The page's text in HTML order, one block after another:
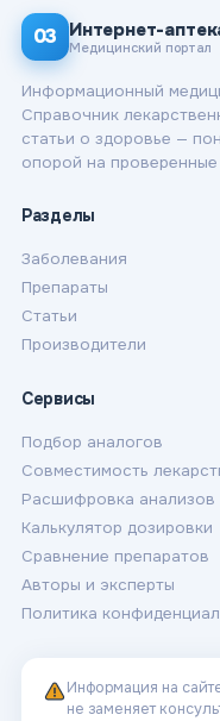
03 Интернет-
Медицинский портал
Информационный
Справочник
статьи о здоровье —
опорой на проверенные
Разделы
Заболевания
Препараты
Статьи
Производители
Сервисы
Подбор аналогов
Совместимость
Расшифровка анализов
Калькулятор дозировки
Сравнение препаратов
Авторы и эксперты
Политика
Информация на
не заменяет